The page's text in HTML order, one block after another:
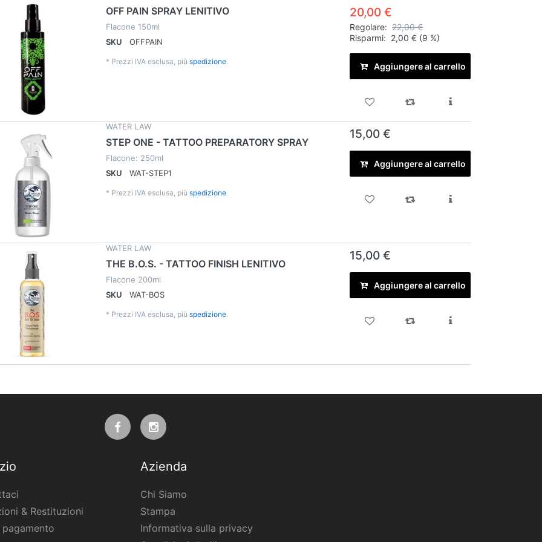
OFF PAIN SPRAY LENITIVO
Flacone 150ml
SKU
OFFPAIN
* Prezzi IVA esclusa, più spedizione.
20,00 €
Regolare: 22,00 €
Risparmi: 2,00 € (9 %)
Aggiungere al carrello
WATER LAW
STEP ONE - TATTOO PREPARATORY SPRAY
Flacone: 250ml
SKU
WAT-STEP1
* Prezzi IVA esclusa, più spedizione.
15,00 €
Aggiungere al carrello
WATER LAW
THE B.O.S. - TATTOO FINISH LENITIVO
Flacone 200ml
SKU
WAT-BOS
* Prezzi IVA esclusa, più spedizione.
15,00 €
Aggiungere al carrello
& Restituzioni
Azienda
Chi Siamo
Stampa
Informativa sulla privacy